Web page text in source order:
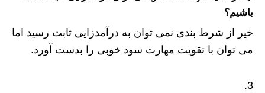
باشیم؟
خیر از شرط بندی نمی توان به درآمدزایی ثابت رسید اما
می توان با تقویت مهارت سود خوبی را بدست آورد.